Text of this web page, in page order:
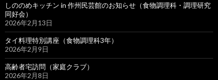
しののめキッチン in 作州民芸館のお知らせ（食物調理科・調理研究
同好会）
2026年2月13日
タイ料理特別講座（食物調理科3年）
2026年2月9日
高齢者宅訪問（家庭クラブ）
2026年2月8日